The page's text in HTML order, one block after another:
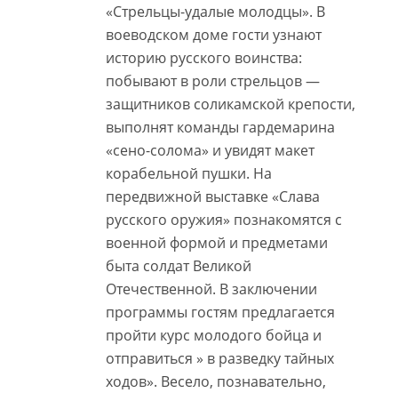
«Стрельцы-удалые молодцы». В
воеводском доме гости узнают
историю русского воинства:
побывают в роли стрельцов —
защитников соликамской крепости,
выполнят команды гардемарина
«сено-солома» и увидят макет
корабельной пушки. На
передвижной выставке «Слава
русского оружия» познакомятся с
военной формой и предметами
быта солдат Великой
Отечественной. В заключении
программы гостям предлагается
пройти курс молодого бойца и
отправиться » в разведку тайных
ходов». Весело, познавательно,